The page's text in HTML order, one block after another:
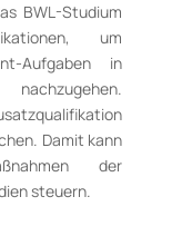
BWL-Studium
um
Aufgaben in
nachzugehen.
Damit kann
der
steuern.